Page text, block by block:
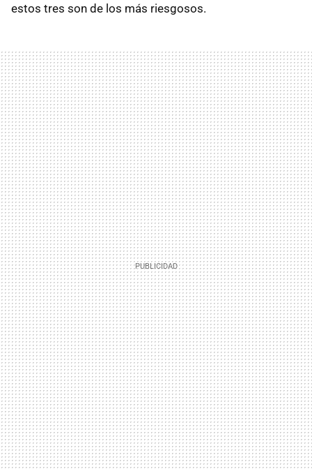
estos tres son de los más riesgosos.